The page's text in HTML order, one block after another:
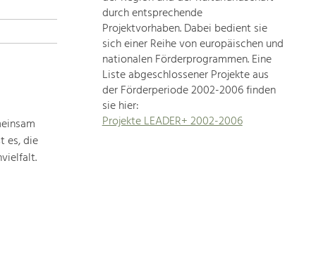
Region
ist
sehr
vielfältig.
Deshalb
geben
wir
hier
es, die
durch entsprechende
Projektvorhaben. Dabei bedient sie
sich einer Reihe von europäischen und
nationalen Förderprogrammen. Eine
Liste abgeschlossener Projekte aus
der Förderperiode 2002-2006 finden
sie hier:
Projekte LEADER+ 2002-2006